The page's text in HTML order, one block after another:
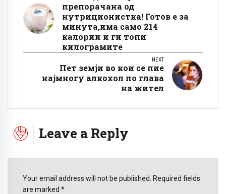
препорачана од
нутриционистка! Готов е за
минута,има само 214
калории и ги топи
килограмите
NEXT
Пет земји во кои се пие
најмногу алкохол по глава
на жител
Leave a Reply
Your email address will not be published. Required fields
are marked *